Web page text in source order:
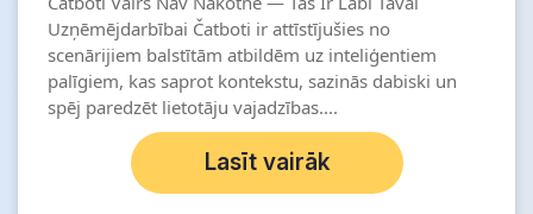
Uzņēmējdarbībai Čatboti ir attīstījušies no
scenārijiem balstītām atbildēm uz inteliģentiem
palīgiem, kas saprot kontekstu, sazinās dabiski un
spēj paredzēt lietotāju vajadzības....
Lasīt vairāk